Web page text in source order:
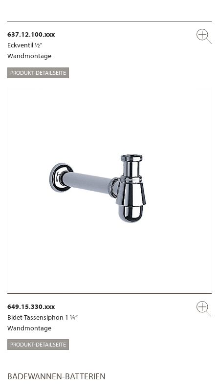
637.12.100.xxx
Eckventil ½"
Wandmontage
PRODUKT-DETAILSEITE
649.15.330.xxx
Bidet-Tassensiphon 1 ¼“
Wandmontage
PRODUKT-DETAILSEITE
BADEWANNEN-BATTERIEN